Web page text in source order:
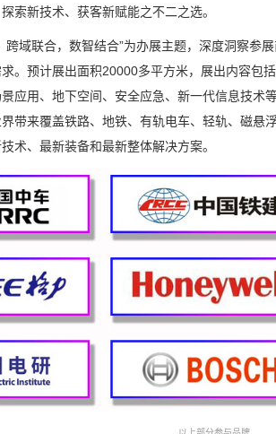
索新技术、获客新赋能之不二之选。
跨域联合，数智结合”为办展主题，深度洞察参
。预计展出面积20000多平方米，展出内容包
应用、地下空间、安全应急、新一代信息技术
带来覆盖铁路、地铁、有轨电车、轻轨、磁悬
术、最新装备和最新整体解决方案。